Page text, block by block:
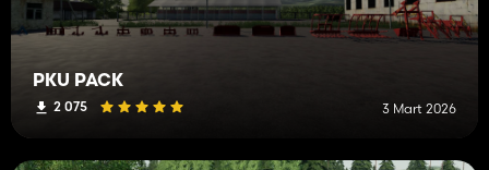
PKU PACK
2 075 3 Mart 2026